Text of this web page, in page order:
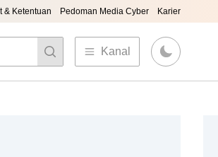
& Ketentuan Pedoman Media Cyber Karier
Kanal